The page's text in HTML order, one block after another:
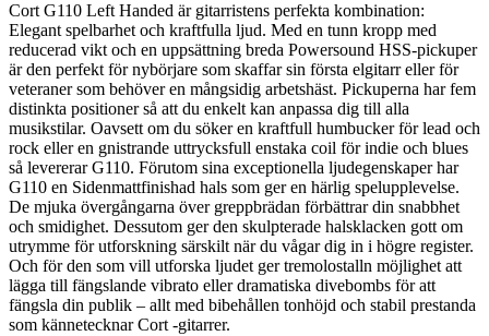
Cort G110 Left Handed är gitarristens perfekta kombination:
Elegant spelbarhet och kraftfulla ljud. Med en tunn kropp med
reducerad vikt och en uppsättning breda Powersound HSS-pickuper
är den perfekt för nybörjare som skaffar sin första elgitarr eller för
veteraner som behöver en mångsidig arbetshäst. Pickuperna har fem
distinkta positioner så att du enkelt kan anpassa dig till alla
musikstilar. Oavsett om du söker en kraftfull humbucker för lead och
rock eller en gnistrande uttrycksfull enstaka coil för indie och blues
så levererar G110. Förutom sina exceptionella ljudegenskaper har
G110 en Sidenmattfinishad hals som ger en härlig spelupplevelse.
De mjuka övergångarna över greppbrädan förbättrar din snabbhet
och smidighet. Dessutom ger den skulpterade halsklacken gott om
utrymme för utforskning särskilt när du vågar dig in i högre register.
Och för den som vill utforska ljudet ger tremolostalln möjlighet att
lägga till fängslande vibrato eller dramatiska divebombs för att
fängsla din publik – allt med bibehållen tonhöjd och stabil prestanda
som kännetecknar Cort -gitarrer.